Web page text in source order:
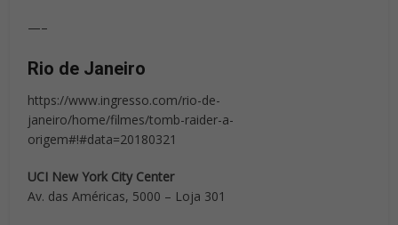
—–
Rio de Janeiro
https://www.ingresso.com/rio-de-
janeiro/home/filmes/tomb-raider-a-
origem#!#data=20180321
UCI New York City Center
Av. das Américas, 5000 – Loja 301